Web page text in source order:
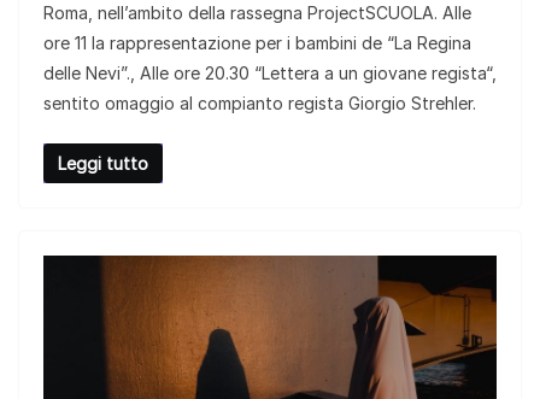
Roma, nell’ambito della rassegna ProjectSCUOLA. Alle
ore 11 la rappresentazione per i bambini de “La Regina
delle Nevi”., Alle ore 20.30 “Lettera a un giovane regista“,
sentito omaggio al compianto regista Giorgio Strehler.
Leggi tutto